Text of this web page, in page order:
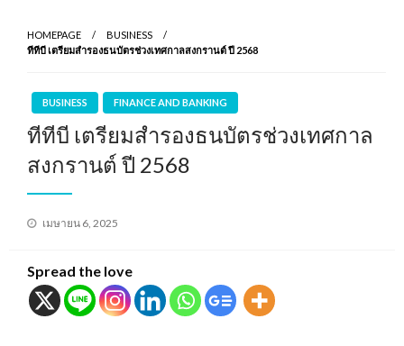
HOMEPAGE
BUSINESS
ทีทีบี เตรียมสำรองธนบัตรช่วงเทศกาลสงกรานต์ ปี 2568
BUSINESS FINANCE AND BANKING
ทีทีบี เตรียมสำรองธนบัตรช่วงเทศกาล
สงกรานต์ ปี 2568
Posted
เมษายน 6, 2025
Spread the love